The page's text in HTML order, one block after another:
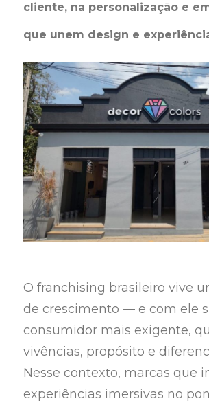
cliente, na personalização e
que unem design e
O franchising brasileiro vive
de crescimento — e com ele
consumidor mais exigente,
vivências, propósito e
Nesse contexto, marcas que
experiências imersivas no